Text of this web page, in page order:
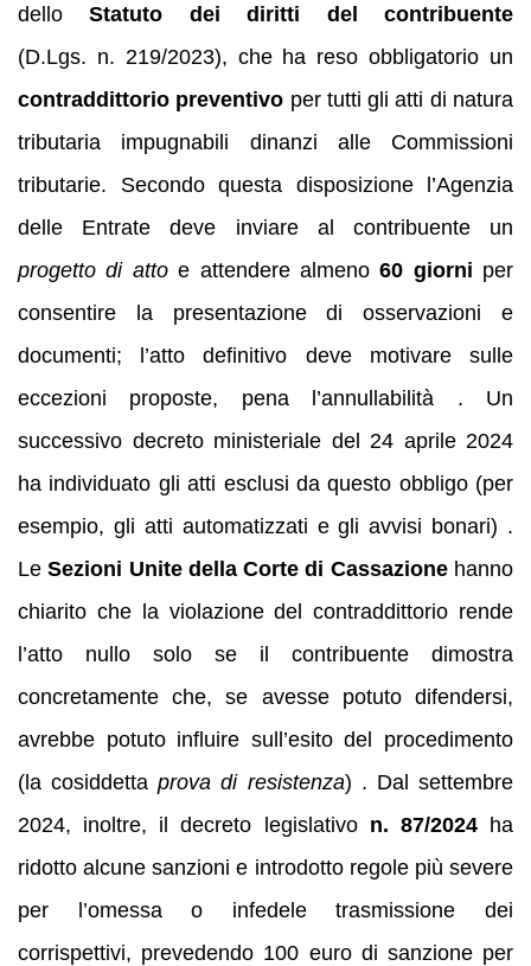
delloStatuto dei diritti del contribuente
(D.Lgs. n. 219/2023), che ha reso obbligatorio un
contraddittorio preventivo per tutti gli atti di natura
tributaria impugnabili dinanzi alle Commissioni
tributarie. Secondo questa disposizione l’Agenzia
delle Entrate deve inviare al contribuente un
progetto di attoe attendere almeno60 giorni per
consentire la presentazione di osservazioni e
documenti; l’atto definitivo deve motivare sulle
eccezioni proposte, pena l’annullabilità . Un
successivo decreto ministeriale del 24 aprile 2024
ha individuato gli atti esclusi da questo obbligo (per
esempio, gli atti automatizzati e gli avvisi bonari) .
LeSezioni Unite della Corte di Cassazionehanno
chiarito che la violazione del contraddittorio rende
l’atto nullo solo se il contribuente dimostra
concretamente che, se avesse potuto difendersi,
avrebbe potuto influire sull’esito del procedimento
(la cosiddettaprova di resistenza) . Dal settembre
2024, inoltre, il decreto legislativo n. 87/2024ha
ridotto alcune sanzioni e introdotto regole più severe
per l’omessa o infedele trasmissione dei
corrispettivi, prevedendo 100 euro di sanzione per